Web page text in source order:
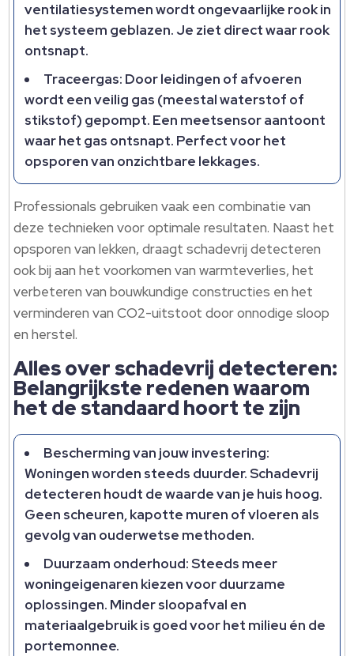
ventilatiesystemen wordt ongevaarlijke rook in
het systeem geblazen. Je ziet direct waar rook
ontsnapt.
Traceergas: Door leidingen of afvoeren
wordt een veilig gas (meestal waterstof of
stikstof) gepompt. Een meetsensor aantoont
waar het gas ontsnapt. Perfect voor het
opsporen van onzichtbare lekkages.
Professionals gebruiken vaak een combinatie van
deze technieken voor optimale resultaten. Naast het
opsporen van lekken, draagt schadevrij detecteren
ook bij aan het voorkomen van warmteverlies, het
verbeteren van bouwkundige constructies en het
verminderen van CO2-uitstoot door onnodige sloop
en herstel.
Alles over schadevrij detecteren:
Belangrijkste redenen waarom
het de standaard hoort te zijn
Bescherming van jouw investering:
Woningen worden steeds duurder. Schadevrij
detecteren houdt de waarde van je huis hoog.
Geen scheuren, kapotte muren of vloeren als
gevolg van ouderwetse methoden.
Duurzaam onderhoud: Steeds meer
woningeigenaren kiezen voor duurzame
oplossingen. Minder sloopafval en
materiaalgebruik is goed voor het milieu én de
portemonnee.